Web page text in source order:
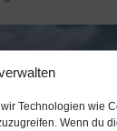
Technologien wie
Wenn du